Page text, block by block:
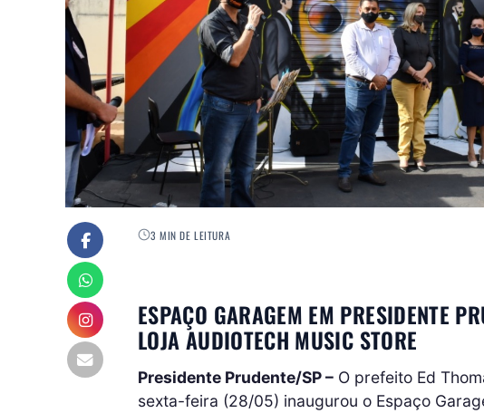
3 MIN DE LEITURA
ESPAÇO GARAGEM EM PRESIDENTE
LOJA AUDIOTECH MUSIC STORE
Presidente Prudente/SP – O prefeito Ed
sexta-feira (28/05) inaugurou o Espaço